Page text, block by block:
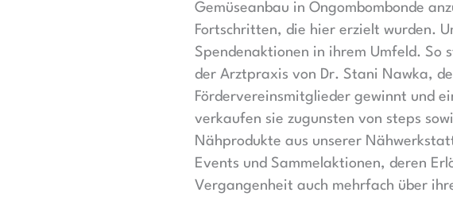
Gemüseanbau in Ongombombonde
Fortschritten, die hier erzielt wurden.
Spendenaktionen in ihrem Umfeld. So
der Arztpraxis von Dr. Stani Nawka,
Fördervereinsmitglieder gewinnt und
verkaufen sie zugunsten von steps
Nähprodukte aus unserer
Events und Sammelaktionen, deren
Vergangenheit auch mehrfach über